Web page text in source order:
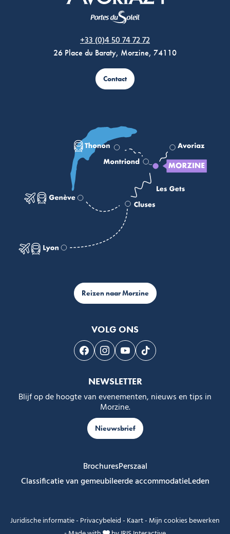
+33 (0)4 50 74 72 72
26 Place du Baraty, Morzine, 74110
Contact
Reizen naar Morzine
VOLG ONS
Volg ons op Facebook
Volg ons op Instagram
Volg ons op Youtube
Volg ons op Tiktok
NEWSLETTER
Blijf op de hoogte van evenementen, nieuws en tips in
Morzine.
Nieuwsbrief
BrochuresPerszaal
Classificatie van gemeubileerde accommodatieLeden
Juridische informatie- Privacybeleid- Kaart- Mijn cookies bewerken